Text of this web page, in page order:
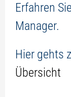
Erfahren
Manager.
Hier gehts
Übersicht